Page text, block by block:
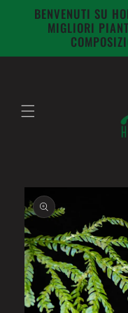
direttamente
ai contenuti
BENVENUTI SU
MIGLIORI
Passa alle
informazioni
sul prodotto